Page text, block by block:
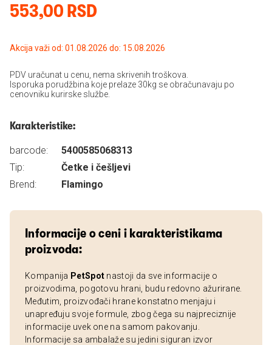
553,00 RSD
Akcija važi od: 01.08.2026 do: 15.08.2026
PDV uračunat u cenu, nema skrivenih troškova.
Isporuka porudžbina koje prelaze 30kg se obračunavaju po
cenovniku kurirske službe.
Karakteristike:
barcode:
5400585068313
Tip:
Četke i češljevi
Brend:
Flamingo
Informacije o ceni i karakteristikama
proizvoda:
Kompanija PetSpot nastoji da sve informacije o
proizvodima, pogotovu hrani, budu redovno ažurirane.
Međutim, proizvođači hrane konstatno menjaju i
unapređuju svoje formule, zbog čega su najpreciznije
informacije uvek one na samom pakovanju.
Informacije sa ambalaže su jedini siguran izvor